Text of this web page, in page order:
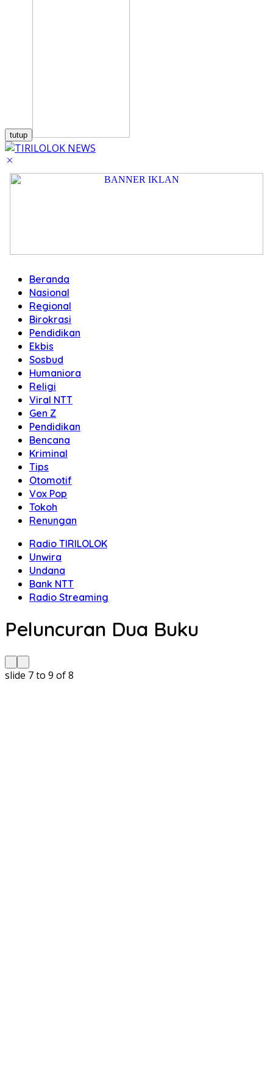
tutup
Beranda
Nasional
Regional
Birokrasi
Pendidikan
Ekbis
Sosbud
Humaniora
Religi
Viral NTT
Gen Z
Pendidikan
Bencana
Kriminal
Tips
Otomotif
Vox Pop
Tokoh
Renungan
Radio TIRILOLOK
Unwira
Undana
Bank NTT
Radio Streaming
Peluncuran Dua Buku
slide 7 to 9 of 8